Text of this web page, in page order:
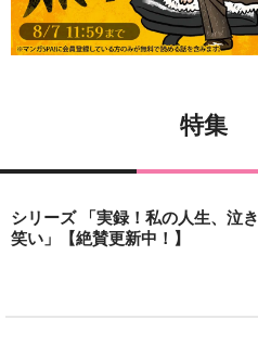
特集
シリーズ 「実録！私の人生、泣き
笑い」【絶賛更新中！】